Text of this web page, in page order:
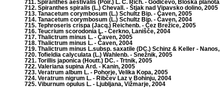
711. Spiranthes aestivalis (Poir.) L. C. Rich. - Godičevo, Bloška
712. Spiranthes spiralis (L.) Chevall. - Štjak nad Vipavsko dolino, 2005
713. Tanacetum corymbosum (L.) Schultz Bip. - Čaven, 2005
714. Tanacetum corymbosum (L.) Schultz Bip. - Čaven, 2004
715. Tephroseris crispa (Jacq.) Reichenb. - Čez Brežice, 2005
716. Teucrium scorodonia L. - Cerkno, Lanišče, 2004
717. Thalictrum minus L. - Čaven, 2005
718. Thalictrum minus L. - Čaven, 2004
719. Thalictrum minus L.subsp. saxatile (DC.) Schinz & Keller -
720. Tofieldia calyculata (L.) Wahlenb. - Snežnik, 2005
721. Torillis japonica (Houtt.) DC. - Trtnik, 2005
722. Valeriana supina Ard. - Kanin, 2005
723. Veratrum album L. - Pohorje, Velika Kopa, 2005
724. Veratrum nigrum L. - Ribčev Laz v Bohinju, 2004
725. Viburnum opulus L. - Ljubljana, Vižmarje, 2004